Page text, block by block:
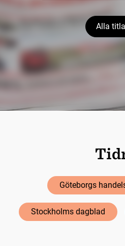
Alla
Göteborgs
Stockholms dagblad